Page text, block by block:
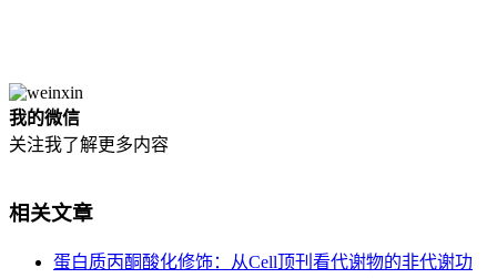
我的微信
关注我了解更多内容
相关文章
蛋白质丙酮酸化修饰：从Cell顶刊看代谢物的非代谢功